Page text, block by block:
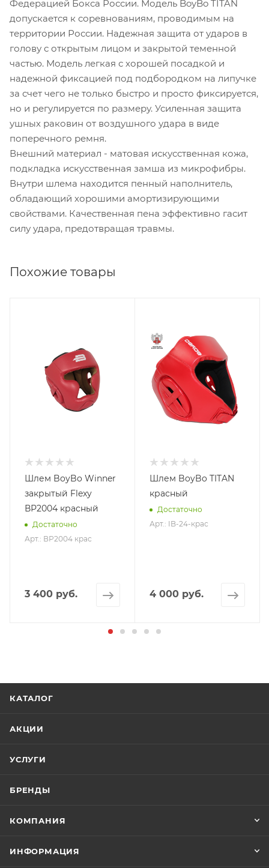
Федерацией Бокса России. Модель BoyBo TITAN
допускается к соревнованиям, проводимым на
территории России. Надежная защита от ударов в
голову с открытым лицом и закрытой теменной
частью. Модель легкая с хорошей посадкой и
надежной фиксацией под подбородком на липучке
за счет чего не только быстро и просто фиксируется,
но и регулируется по размеру. Усиленная защита
ушных раковин от воздушного удара в виде
поперечного ремня.
Внешний материал - матовая искусственная кожа,
подкладка искусственная замша из микрофибры.
Внутри шлема находится пенный наполнитель,
обладающий хорошими амортизирующими
свойствами. Качественная пена эффективно гасит
силу удара, предотвращая травмы.
Похожие товары
Шлем BoyBo Winner
закрытый Flexy
ВР2004 красный
Достаточно
Арт.: ВР2004 крас
3 400 руб.
Шлем BoyBo TITAN
красный
Достаточно
Арт.: IB-24-крас
4 000 руб.
КАТАЛОГ
АКЦИИ
УСЛУГИ
БРЕНДЫ
КОМПАНИЯ
ИНФОРМАЦИЯ